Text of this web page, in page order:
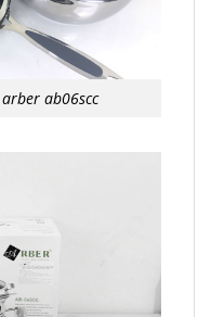
ab06scc